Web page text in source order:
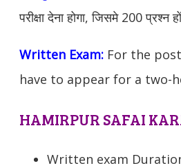
परीक्षा देना होगा, जिसमे 200 प्रश्न
Written Exam: For the
have to appear for a two-
HAMIRPUR SAFAI
Written exam